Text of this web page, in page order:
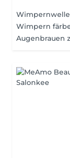
Wimpernwelle
Wimpern
Augenbrauen